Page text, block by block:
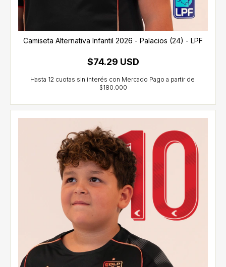
Camiseta Alternativa Infantil 2026 - Palacios (24) - LPF
$74.29 USD